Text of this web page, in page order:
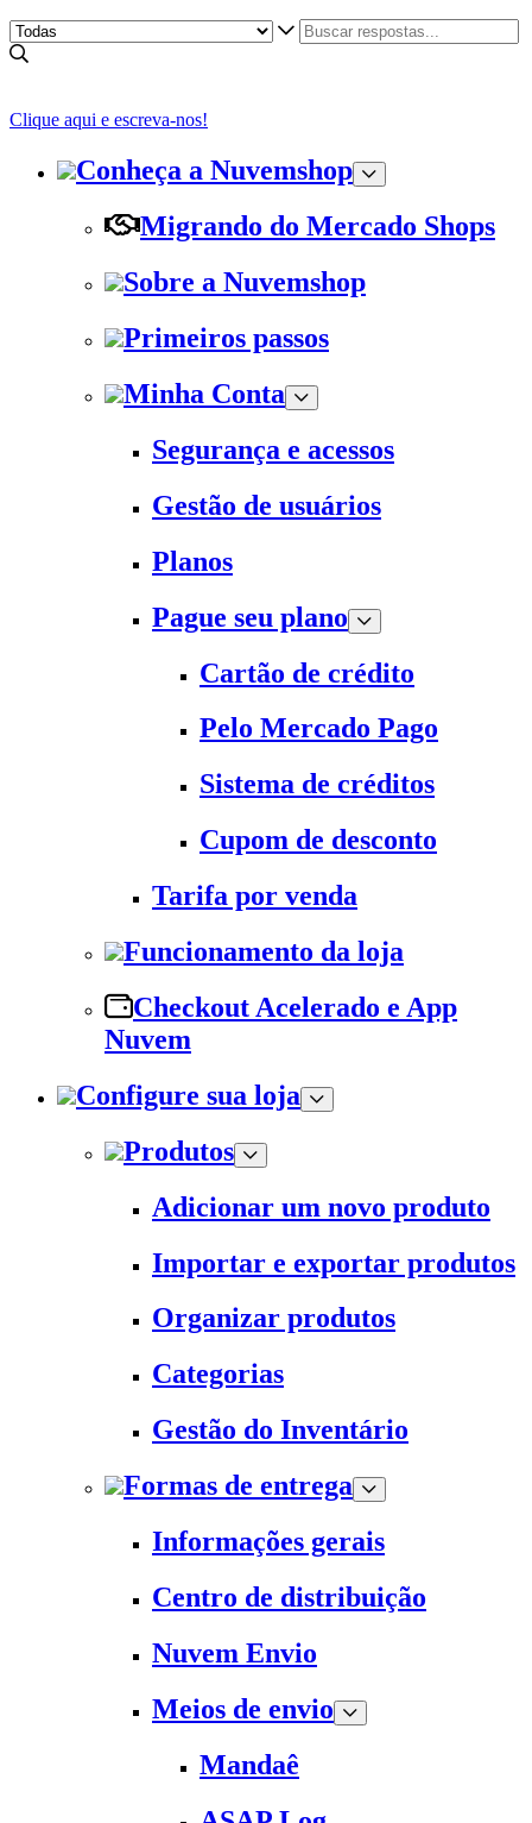
Clique aqui e escreva-nos!
Conheça a Nuvemshop
Migrando do Mercado Shops
Sobre a Nuvemshop
Primeiros passos
Minha Conta
Segurança e acessos
Gestão de usuários
Planos
Pague seu plano
Cartão de crédito
Pelo Mercado Pago
Sistema de créditos
Cupom de desconto
Tarifa por venda
Funcionamento da loja
Checkout Acelerado e App
Nuvem
Configure sua loja
Produtos
Adicionar um novo produto
Importar e exportar produtos
Organizar produtos
Categorias
Gestão do Inventário
Formas de entrega
Informações gerais
Centro de distribuição
Nuvem Envio
Meios de envio
Mandaê